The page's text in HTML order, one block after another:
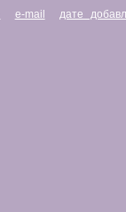
e-mail
дате